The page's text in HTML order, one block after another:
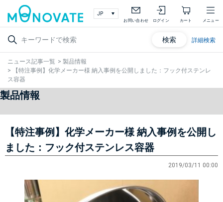
お問い合わせ ログイン カート メニュー
検索 詳細検索
ニュース記事一覧 > 製品情報
>
【特注事例】化学メーカー様 納入事例を公開しました：フック付ステンレ
ス容器
製品情報
【特注事例】化学メーカー様 納入事例を公開し
ました：フック付ステンレス容器
2019/03/11 00:00